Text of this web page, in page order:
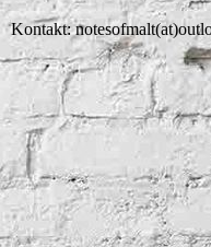
Kontakt: